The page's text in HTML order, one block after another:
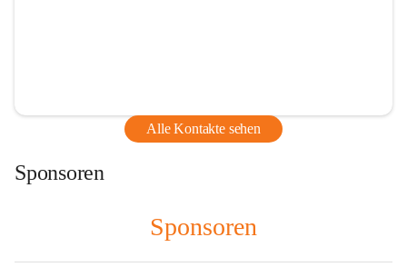
Alle Kontakte sehen
Sponsoren
Sponsoren